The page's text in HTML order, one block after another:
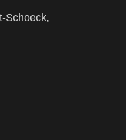
Schoeck,